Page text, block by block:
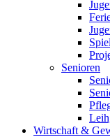
Senioren
Wirtschaft &